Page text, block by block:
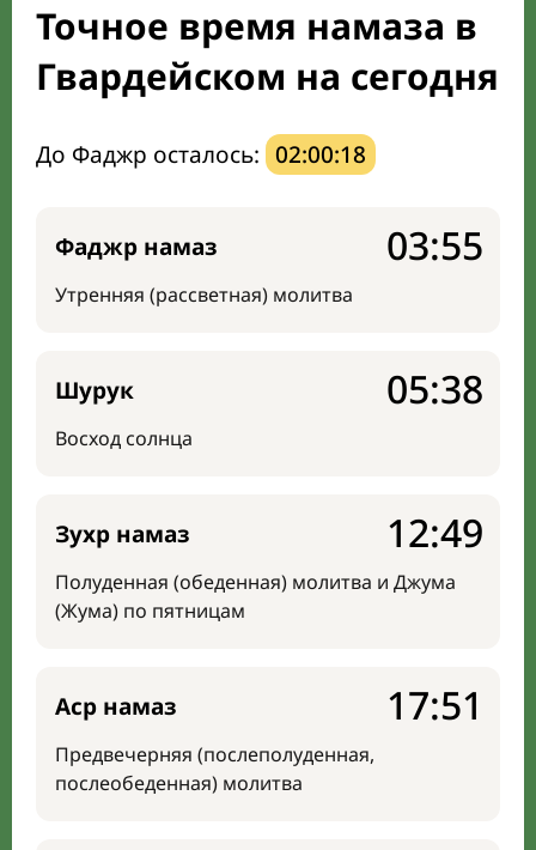
Мечети и молельные комнаты
Направление киблы
Точное время намаза в
Гвардейском на сегодня
До Фаджр осталось: 02:00:17
Фаджр намаз
Утренняя (рассветная) молитва
03:55
Шурук
Восход солнца
05:38
Зухр намаз
Полуденная (обеденная) молитва и Джума
(Жума) по пятницам
12:49
Аср намаз
Предвечерняя (послеполуденная,
послеобеденная) молитва
17:51